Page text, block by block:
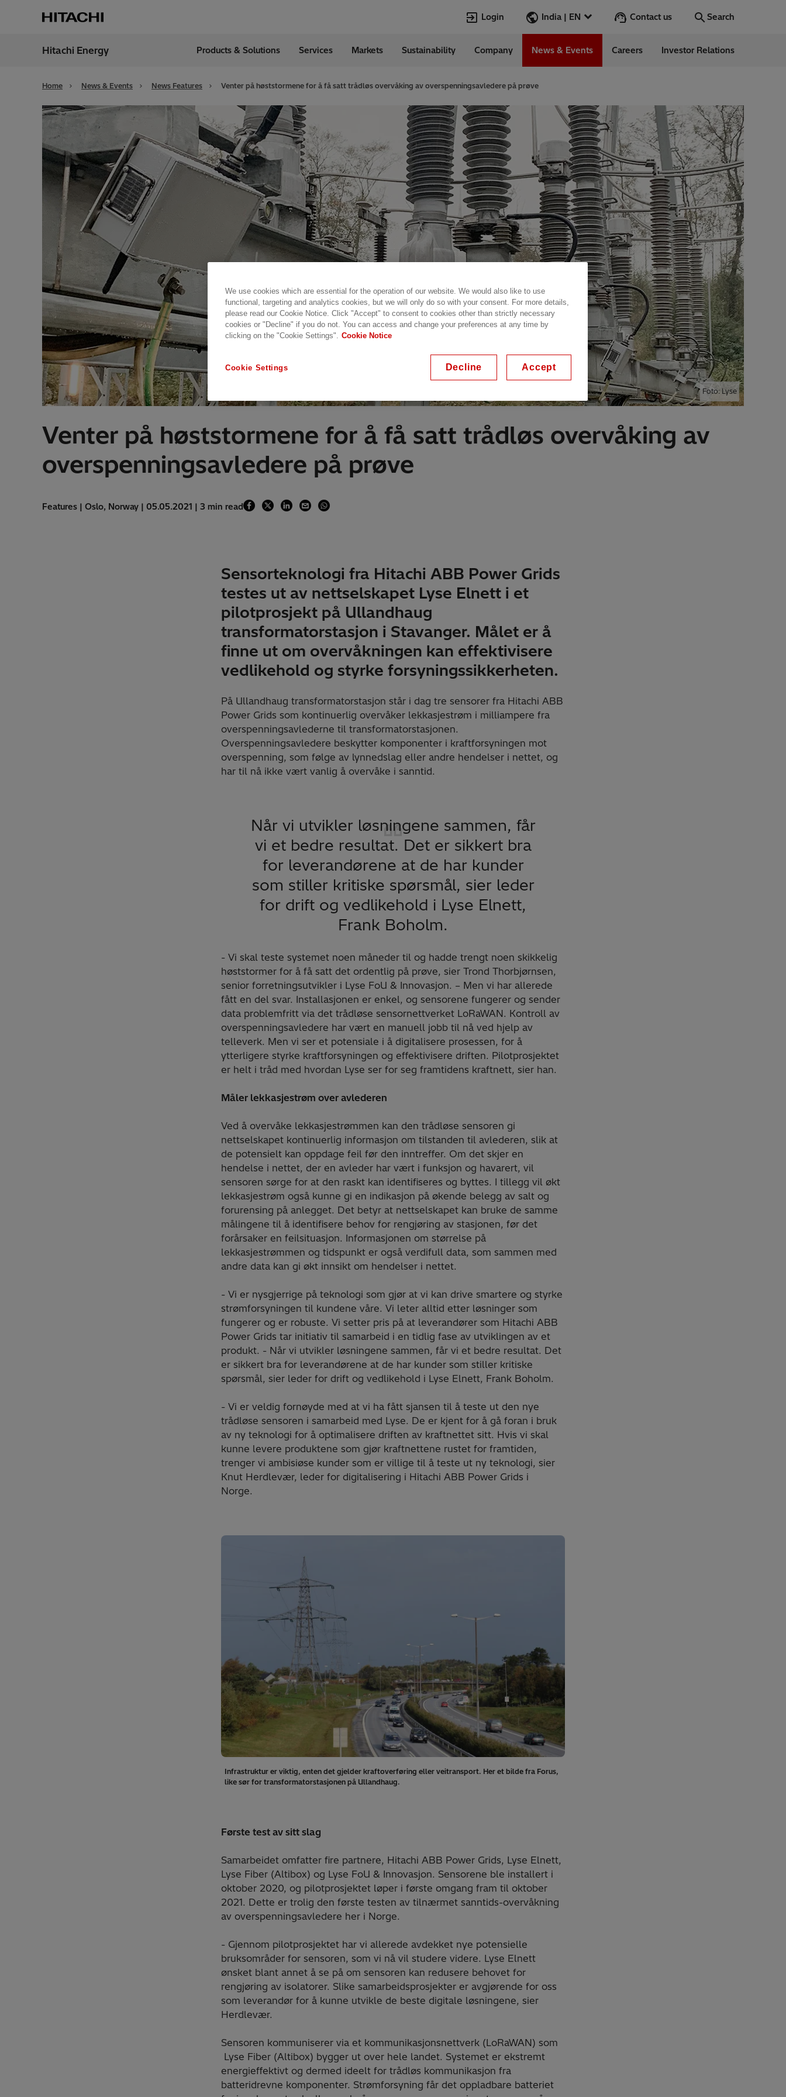
Login India | EN
India English
Contact us Search
Search
Transformers
Digitalization
EV charging
HVDC
Econiq
Investor Relations
Renewable Energy
Open Jobs
Cybersecurity
Customer Success Stories
Hitachi Energy Products & Solutions Services Markets Sustainability Company News & Events Careers Investor Relations
Home News & Events News Features Venter på høststormene for å få satt trådløs overvåking av overspenningsavledere på prøve
Foto: Lyse
Venter på høststormene for å få satt trådløs overvåking av
overspenningsavledere på prøve
Features | Oslo, Norway | 05.05.2021 | 3 min read
Sensorteknologi fra Hitachi ABB Power Grids
testes ut av nettselskapet Lyse Elnett i et
pilotprosjekt på Ullandhaug
transformatorstasjon i Stavanger. Målet er å
finne ut om overvåkningen kan effektivisere
vedlikehold og styrke forsyningssikkerheten.
På Ullandhaug transformatorstasjon står i dag tre sensorer fra Hitachi ABB
Power Grids som kontinuerlig overvåker lekkasjestrøm i milliampere fra
overspenningsavlederne til transformatorstasjonen.
Overspenningsavledere beskytter komponenter i kraftforsyningen mot
overspenning, som følge av lynnedslag eller andre hendelser i nettet, og
har til nå ikke vært vanlig å overvåke i sanntid.
Når vi utvikler løsningene sammen, får
vi et bedre resultat. Det er sikkert bra
for leverandørene at de har kunder
som stiller kritiske spørsmål, sier leder
for drift og vedlikehold i Lyse Elnett,
Frank Boholm.
- Vi skal teste systemet noen måneder til og hadde trengt noen skikkelig
høststormer for å få satt det ordentlig på prøve, sier Trond Thorbjørnsen,
senior forretningsutvikler i Lyse FoU & Innovasjon. – Men vi har allerede
fått en del svar. Installasjonen er enkel, og sensorene fungerer og sender
data problemfritt via det trådløse sensornettverket LoRaWAN. Kontroll av
overspenningsavledere har vært en manuell jobb til nå ved hjelp av
telleverk. Men vi ser et potensiale i å digitalisere prosessen, for å
ytterligere styrke kraftforsyningen og effektivisere driften. Pilotprosjektet
er helt i tråd med hvordan Lyse ser for seg framtidens kraftnett, sier han.
Måler lekkasjestrøm over avlederen
Ved å overvåke lekkasjestrømmen kan den trådløse sensoren gi
nettselskapet kontinuerlig informasjon om tilstanden til avlederen, slik at
de potensielt kan oppdage feil før den inntreffer. Om det skjer en
hendelse i nettet, der en avleder har vært i funksjon og havarert, vil
sensoren sørge for at den raskt kan identifiseres og byttes. I tillegg vil økt
lekkasjestrøm også kunne gi en indikasjon på økende belegg av salt og
forurensing på anlegget. Det betyr at nettselskapet kan bruke de samme
målingene til å identifisere behov for rengjøring av stasjonen, før det
forårsaker en feilsituasjon. Informasjonen om størrelse på
lekkasjestrømmen og tidspunkt er også verdifull data, som sammen med
andre data kan gi økt innsikt om hendelser i nettet.
- Vi er nysgjerrige på teknologi som gjør at vi kan drive smartere og styrke
strømforsyningen til kundene våre. Vi leter alltid etter løsninger som
fungerer og er robuste. Vi setter pris på at leverandører som Hitachi ABB
Power Grids tar initiativ til samarbeid i en tidlig fase av utviklingen av et
produkt. - Når vi utvikler løsningene sammen, får vi et bedre resultat. Det
er sikkert bra for leverandørene at de har kunder som stiller kritiske
spørsmål, sier leder for drift og vedlikehold i Lyse Elnett, Frank Boholm.
- Vi er veldig fornøyde med at vi ha fått sjansen til å teste ut den nye
trådløse sensoren i samarbeid med Lyse. De er kjent for å gå foran i bruk
av ny teknologi for å optimalisere driften av kraftnettet sitt. Hvis vi skal
kunne levere produktene som gjør kraftnettene rustet for framtiden,
trenger vi ambisiøse kunder som er villige til å teste ut ny teknologi, sier
Knut Herdlevær, leder for digitalisering i Hitachi ABB Power Grids i
Norge.
Infrastruktur er viktig, enten det gjelder kraftoverføring eller veitransport. Her et bilde fra Forus,
like sør for transformatorstasjonen på Ullandhaug.
Første test av sitt slag
Samarbeidet omfatter fire partnere, Hitachi ABB Power Grids, Lyse Elnett,
Lyse Fiber (Altibox) og Lyse FoU & Innovasjon. Sensorene ble installert i
oktober 2020, og pilotprosjektet løper i første omgang fram til oktober
2021. Dette er trolig den første testen av tilnærmet sanntids-overvåkning
av overspenningsavledere her i Norge.
- Gjennom pilotprosjektet har vi allerede avdekket nye potensielle
bruksområder for sensoren, som vi nå vil studere videre. Lyse Elnett
ønsket blant annet å se på om sensoren kan redusere behovet for
rengjøring av isolatorer. Slike samarbeidsprosjekter er avgjørende for oss
som leverandør for å kunne utvikle de beste digitale løsningene, sier
Herdlevær.
Sensoren kommuniserer via et kommunikasjonsnettverk (LoRaWAN) som
Lyse Fiber (Altibox) bygger ut over hele landet. Systemet er ekstremt
energieffektivt og dermed ideelt for trådløs kommunikasjon fra
batteridrevne komponenter. Strømforsyning får det oppladbare batteriet
We use cookies which are essential for the operation of our website. We would also like to use
functional, targeting and analytics cookies, but we will only do so with your consent. For more details,
please read our Cookie Notice. Click "Accept" to consent to cookies other than strictly necessary
cookies or "Decline" if you do not. You can access and change your preferences at any time by
clicking on the "Cookie Settings". Cookie Notice
Cookie Settings Decline Accept